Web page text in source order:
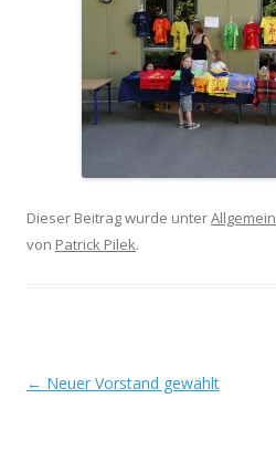
Dieser Beitrag wurde unterAllgemein
von Patrick Pilek.
Beitrags-
← Neuer Vorstand gewählt